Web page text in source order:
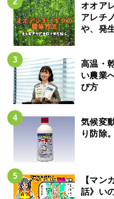
オオア
アレチ
や、発
高温・
い農業
び方
気候変
り防除
【マン
話》い